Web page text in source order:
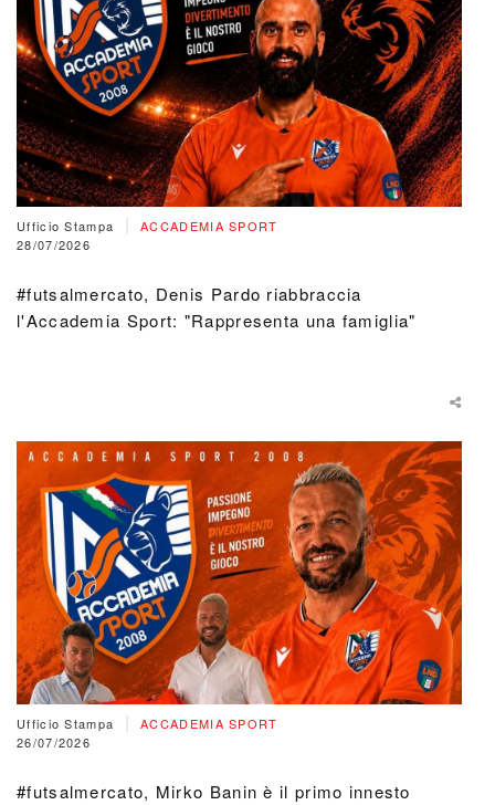
Ufficio Stampa
ACCADEMIA SPORT
28/07/2026
#futsalmercato, Denis Pardo riabbraccia
l'Accademia Sport: "Rappresenta una famiglia"
Ufficio Stampa
ACCADEMIA SPORT
26/07/2026
#futsalmercato, Mirko Banin è il primo innesto